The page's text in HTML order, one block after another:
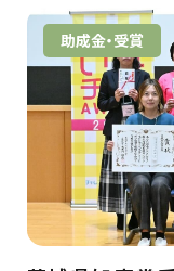
助成金・受賞